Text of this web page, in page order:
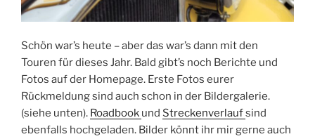
Schön war’s heute – aber das war’s dann mit den
Touren für dieses Jahr. Bald gibt’s noch Berichte und
Fotos auf der Homepage. Erste Fotos eurer
Rückmeldung sind auch schon in der Bildergalerie.
(siehe unten). Roadbook und Streckenverlaufsind
ebenfalls hochgeladen. Bilder könnt ihr mir gerne auch